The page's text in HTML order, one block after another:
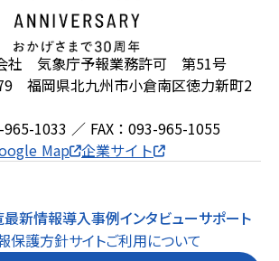
社 気象庁予報業務許可 第51号
福岡県北九州市小倉南区徳力新町2
1033 ／ FAX：093-965-1055
Map 企業サイト
最新情報導入事例インタビューサポート
保護方針サイトご利用について